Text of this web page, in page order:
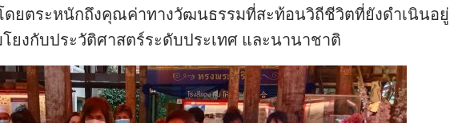
ดยตระหนักถึงคุณค่าทางวัฒนธรรมที่สะท้อนวิถีชีวิตที่ยังดำเนินอยู่
ยงกับประวัติศาสตร์ระดับประเทศ และนานาชาติ